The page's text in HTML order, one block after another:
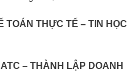
TOÁN THỰC TẾ – TIN HỌC
– THÀNH LẬP DOANH